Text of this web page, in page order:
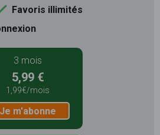
Favoris illimités
3 mois
5,99 €
1,99€/mois
Je m'abonne